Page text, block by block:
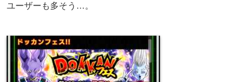
ユーザーも多そう…。